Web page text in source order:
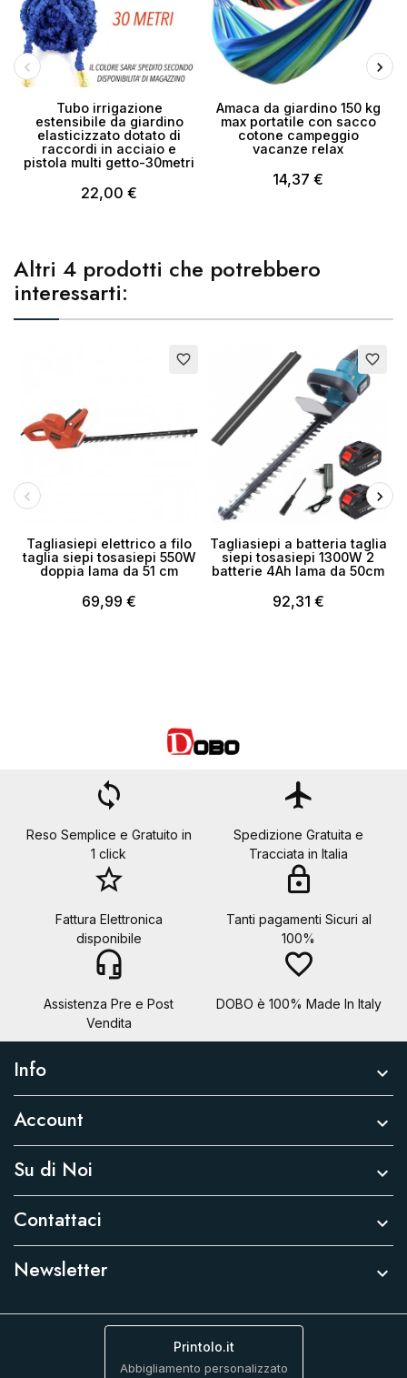
Tubo irrigazione
estensibile da giardino
elasticizzato dotato di
raccordi in acciaio e
pistola multi getto-30metri
22,00 €
Amaca da giardino 150 kg
max portatile con sacco
cotone campeggio
vacanze relax
14,37 €
Altri 4 prodotti che potrebbero
interessarti:
favorite_border
Tagliasiepi elettrico a filo
taglia siepi tosasiepi 550W
doppia lama da 51 cm
69,99 €
favorite_border
Tagliasiepi a batteria taglia
siepi tosasiepi 1300W 2
batterie 4Ah lama da 50cm
92,31 €
loop
Reso Semplice e Gratuito in
1 click
flight
Spedizione Gratuita e
Tracciata in Italia
star_border
Fattura Elettronica
disponibile
lock
Tanti pagamenti Sicuri al
100%
headset_mic
Assistenza Pre e Post
Vendita
favorite_border
DOBO è 100% Made In Italy
Info 
Account 
Su di Noi 
Contattaci 
Newsletter 
Printolo.it
Abbigliamento personalizzato